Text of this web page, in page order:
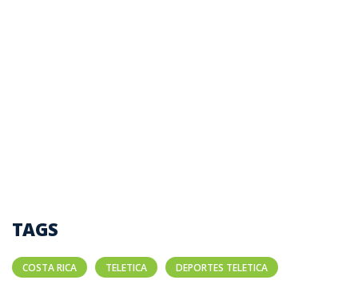
TAGS
COSTA RICA TELETICA DEPORTES TELETICA